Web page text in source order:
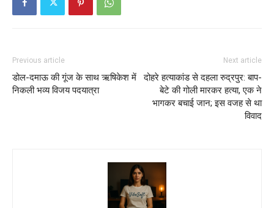
Previous article
डोल-दमाऊ की गूंज के साथ ऋषिकेश में
निकली भव्य विजय पदयात्रा
Next article
दोहरे हत्याकांड से दहला रुद्रपुर: बाप-
बेटे की गोली मारकर हत्या, एक ने
भागकर बचाई जान; इस वजह से था
विवाद